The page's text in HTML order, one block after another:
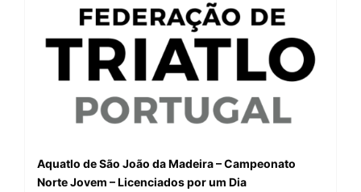
Aquatlo de São João da Madeira – Campeonato
Norte Jovem – Licenciados por um Dia